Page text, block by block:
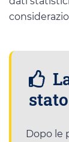
Dopo le